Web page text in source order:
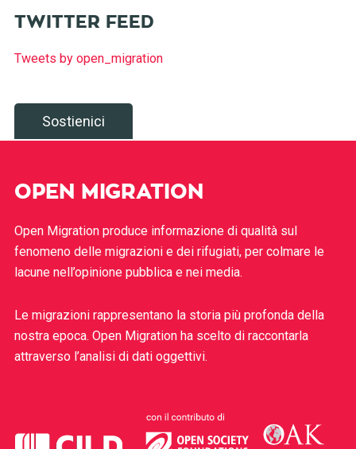
TWITTER FEED
Tweets by open_migration
Sostienici
OPEN MIGRATION
Open Migration produce informazione di qualità sul
fenomeno delle migrazioni e dei rifugiati, per colmare le
lacune nell’opinione pubblica e nei media.
Le migrazioni rappresentano la storia più profonda della
nostra epoca. Open Migration ha scelto di raccontarla
attraverso l’analisi di dati oggettivi.